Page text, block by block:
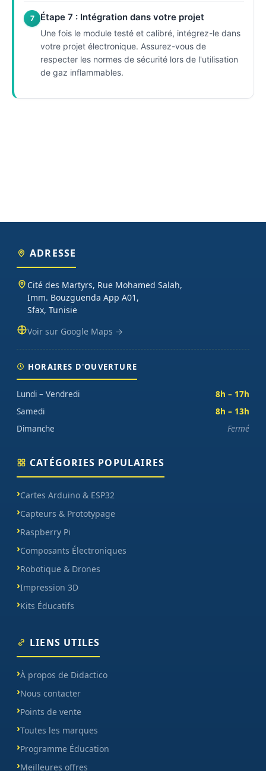
7 Étape 7 : Intégration dans votre projet
Une fois le module testé et calibré, intégrez-le dans
votre projet électronique. Assurez-vous de
respecter les normes de sécurité lors de l'utilisation
de gaz inflammables.
ADRESSE
Cité des Martyrs, Rue Mohamed Salah,
Imm. Bouzguenda App A01,
Sfax, Tunisie
Voir sur Google Maps →
HORAIRES D'OUVERTURE
Lundi – Vendredi
8h – 17h
Samedi
8h – 13h
Dimanche
Fermé
CATÉGORIES POPULAIRES
Cartes Arduino & ESP32
Capteurs & Prototypage
Raspberry Pi
Composants Électroniques
Robotique & Drones
Impression 3D
Kits Éducatifs
LIENS UTILES
À propos de Didactico
Nous contacter
Points de vente
Toutes les marques
Programme Éducation
Meilleures offres